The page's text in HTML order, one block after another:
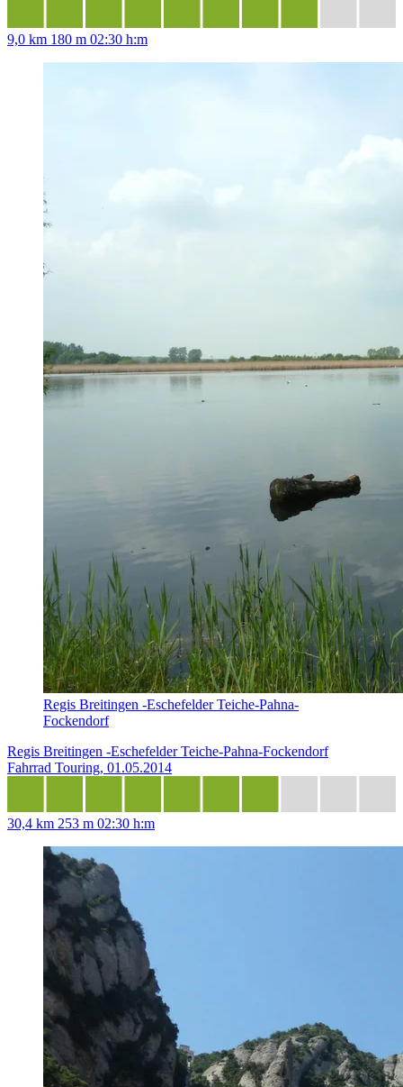
9,0 km 180 m 02:30 h:m
Regis Breitingen -Eschefelder Teiche-Pahna-
Fockendorf
Regis Breitingen -Eschefelder Teiche-Pahna-Fockendorf
Fahrrad Touring, 01.05.2014
30,4 km 253 m 02:30 h:m